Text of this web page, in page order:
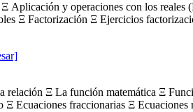
Aplicación y operaciones con los
Ξ Factorización Ξ Ejercicios
Ξ La función matemática Ξ
Ξ Ecuaciones fraccionarias Ξ